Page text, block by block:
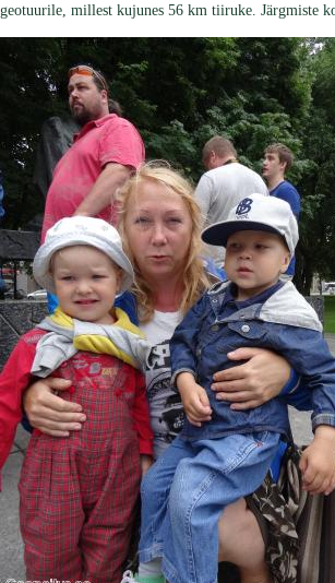
geotuurile, millest kujunes 56 km tiiruke. Järgmiste